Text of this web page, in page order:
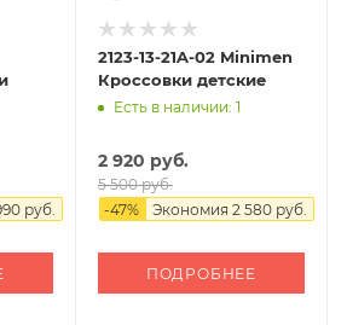
руб.
2123-13-21A-02 Minimen
Кроссовки детские
Есть в наличии: 1
2 920 руб.
5 500 руб.
-47% Экономия 2 580 руб.
ПОДРОБНЕЕ